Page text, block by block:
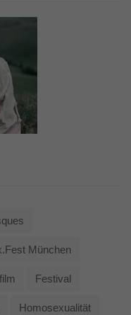
München
Festival
Homosexualität